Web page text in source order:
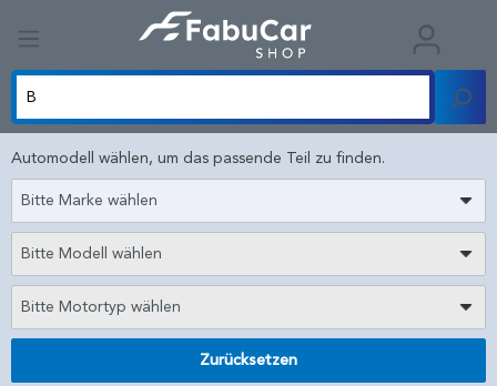
Automodell wählen, um das passende Teil zu finden.
Bitte Marke wählen
Bitte Modell wählen
Bitte Motortyp wählen
Zurücksetzen